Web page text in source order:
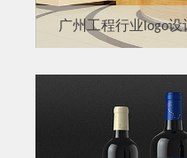
广州工程行业logo